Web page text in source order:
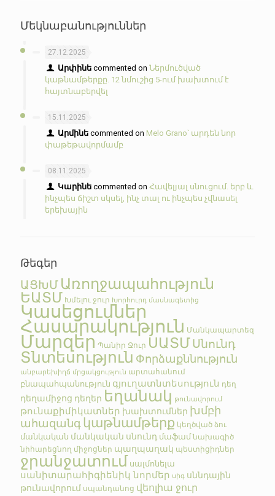
Մեկնաբանություններ
27.12.2025
Արփինե commented onՆերմուծված
կաթնամթերքը. 12 նմուշից 5-ում խախտում է
հայտնաբերվել
15.11.2025
Արմինե commented on Melo Grano՝ արդեն նոր
փաթեթավորմամբ
08.11.2025
Կարինե commented onՀավելյալ սնուցում. երբ և
ինչպես ճիշտ սկսել, ինչ տալ ու ինչպես չվնասել
երեխային
Թեգեր
ԱՑԽՄ Առողջապահություն
ԵԱՏՄ Խմելու ջուր Խորհուրդ մասնագետից
Կասեցումներ
Հասարակություն Մանկապարտեզ
Մարզեր Պանիր Ջուր ՍԱՏՄՍնունդ
Տնտեսություն Փորձաքննություն
անբարեխիղճ մրցակցություն արտահանում
բնապահպանություն գյուղատնտեսություն դեղ
դեղամիջոց դեղեր եղանակ թունավորում
թունաքիմիկատներ խախտումներ խմբի
ահազանգկաթնամթերք կեղծված ձու
մանկական մանկական սնունդ մաֆամ նախագիծ
նիհարեցնող միջոցներ պաղպաղակ պեստիցիդներ
ջրանջատում սալմոնելա
սանիտարահիգիենիկ նորմեր սիգ սննդային
թունավորում սպանդանոց վեոլիա ջուր